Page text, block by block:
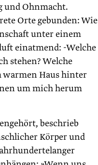
und Ohnmacht.
Orte gebunden: Wie
unter einem
einatmend: -Welche
stehen? Welche
warmen Haus hinter
um mich herum
beschrieb
Körper und